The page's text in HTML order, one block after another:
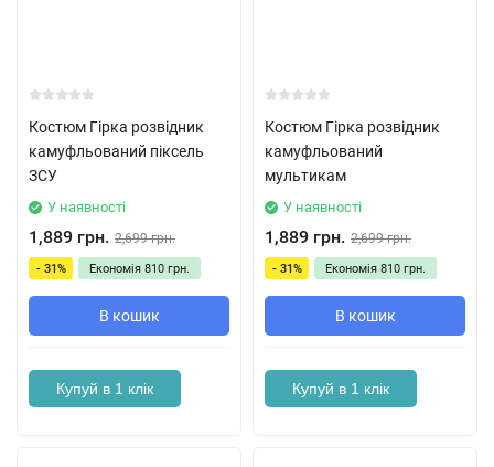
Костюм Гірка розвідник
камуфльований піксель
ЗСУ
У наявності
1,889 грн. 2,699 грн.
- 31% Економія 810 грн.
В кошик
Купуй в 1 клік
Костюм Гірка розвідник
камуфльований
мультикам
У наявності
1,889 грн. 2,699 грн.
- 31% Економія 810 грн.
В кошик
Купуй в 1 клік